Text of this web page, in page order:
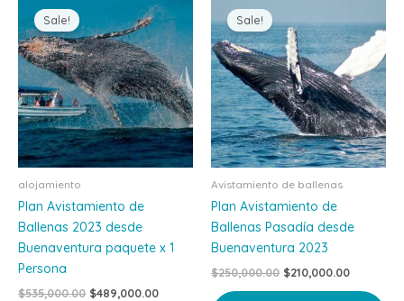
Sale!
alojamiento
Plan Avistamiento de
Ballenas 2023 desde
Buenaventura paquete x 1
Persona
$535,000.00
was:
$535,000.00.
$489,000.00
price
is:
$489,000.00.
Sale!
Avistamiento de ballenas
Plan Avistamiento de
Ballenas Pasadía desde
Buenaventura 2023
$250,000.00
was:
$250,000.00.
$210,000.00
is: